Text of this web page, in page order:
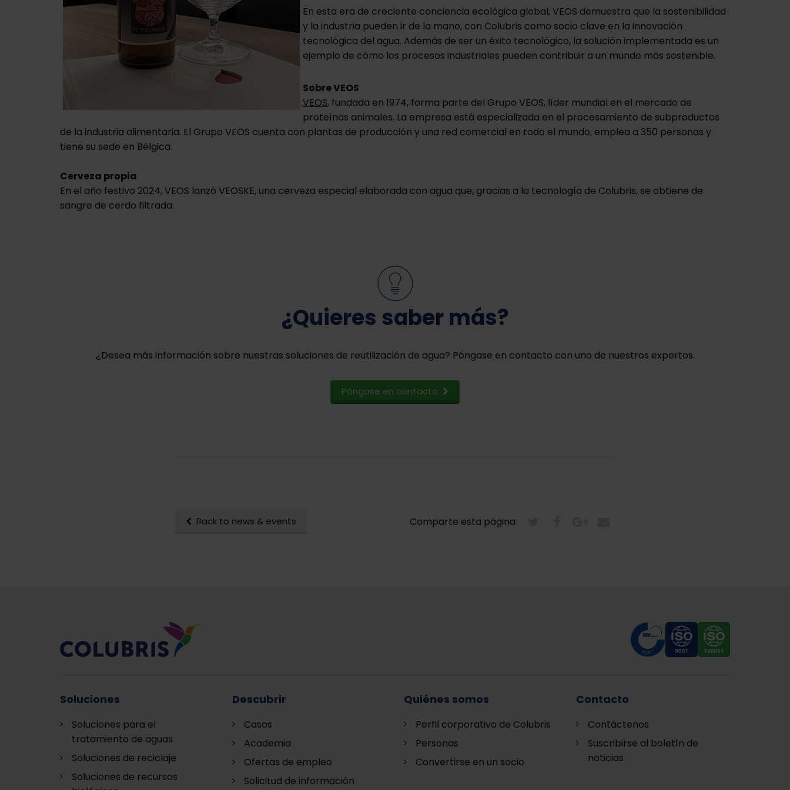
En esta era de creciente conciencia ecológica global, VEOS demuestra que la sostenibilidad
y la industria pueden ir de la mano, con Colubris como socio clave en la innovación
tecnológica del agua. Además de ser un éxito tecnológico, la solución implementada es un
ejemplo de cómo los procesos industriales pueden contribuir a un mundo más sostenible.
Sobre VEOS
VEOS, fundada en 1974, forma parte del Grupo VEOS, líder mundial en el mercado de
proteínas animales. La empresa está especializada en el procesamiento de subproductos
de la industria alimentaria. El Grupo VEOS cuenta con plantas de producción y una red comercial en todo el mundo, emplea a 350 personas y
tiene su sede en Bélgica.
Cerveza propia
En el año festivo 2024, VEOS lanzó VEOSKE, una cerveza especial elaborada con agua que, gracias a la tecnología de Colubris, se obtiene de
sangre de cerdo filtrada.
¿Quieres saber más?
¿Desea más información sobre nuestras soluciones de reutilización de agua? Póngase en contacto con uno de nuestros expertos.
Póngase en contacto
Back to news & events Comparte esta página
Soluciones
Soluciones para el
tratamiento de aguas
Soluciones de reciclaje
Soluciones de recursos
Descubrir
Casos
Academia
Ofertas de empleo
Solicitud de información
Quiénes somos
Perfil corporativo de Colubris
Personas
Convertirse en un socio
Contacto
Contáctenos
Suscribirse al boletín de
noticias